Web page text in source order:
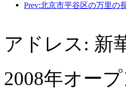
アドレス: 新
2008年オー